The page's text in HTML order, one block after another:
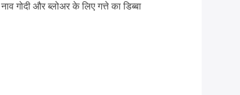
गोदी और ब्लोअर के लिए गत्ते का डिब्बा